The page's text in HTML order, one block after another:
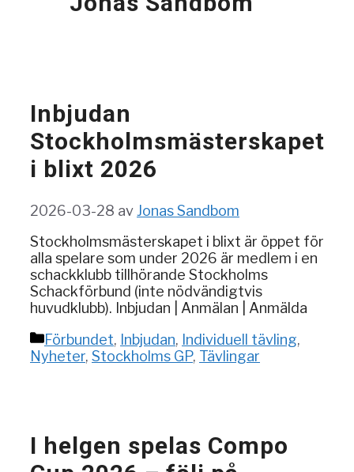
Inbjudan
Stockholmsmästerskapet
i blixt 2026
2026-03-28 avJonas Sandbom
Stockholmsmästerskapet i blixt är öppet för
alla spelare som under 2026 är medlem i en
schackklubb tillhörande Stockholms
Schackförbund (inte nödvändigtvis
huvudklubb). Inbjudan | Anmälan | Anmälda
Kategorier
Förbundet, Inbjudan, Individuell tävling,
Nyheter, Stockholms GP, Tävlingar
I helgen spelas Compo